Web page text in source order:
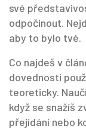
své
odpočinout.
aby to bylo tvé.
Co najdeš v
dovednosti
teoreticky.
když se snažíš
přejídání nebo